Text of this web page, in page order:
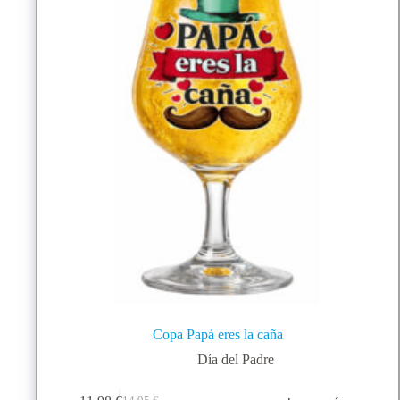
Copa Papá eres la caña
Día del Padre